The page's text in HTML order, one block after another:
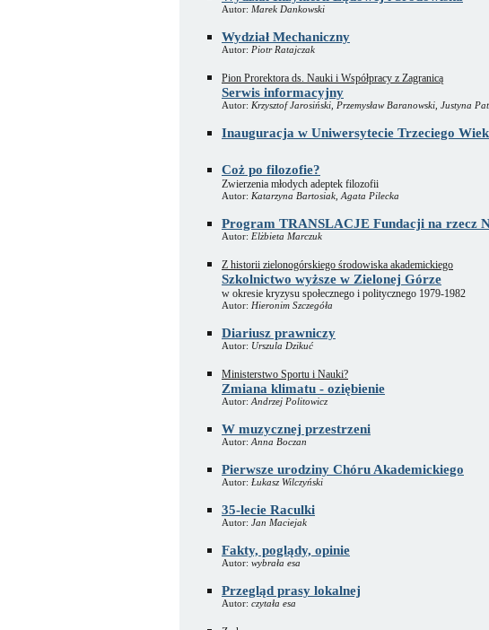
Autor: Marek Dankowski
Wydział Mechaniczny
Autor: Piotr Ratajczak
Pion Prorektora ds. Nauki i Współpracy z Zagranicą
Serwis informacyjny
Autor: Krzysztof Jarosiński, Przemysław Baranowski, Justyna
Inauguracja w Uniwersytecie Trzeciego
Coż po filozofie?
Zwierzenia młodych adeptek filozofii
Autor: Katarzyna Bartosiak, Agata Pilecka
Program TRANSLACJE Fundacji na rzecz
Autor: Elżbieta Marczuk
Z historii zielonogórskiego środowiska akademickiego
Szkolnictwo wyższe w Zielonej Górze
w okresie kryzysu społecznego i politycznego 1979-1982
Autor: Hieronim Szczegóła
Diariusz prawniczy
Autor: Urszula Dzikuć
Ministerstwo Sportu i Nauki?
Zmiana klimatu - oziębienie
Autor: Andrzej Politowicz
W muzycznej przestrzeni
Autor: Anna Boczan
Pierwsze urodziny Chóru Akademickiego
Autor: Łukasz Wilczyński
35-lecie Raculki
Autor: Jan Maciejak
Fakty, poglądy, opinie
Autor: wybrała esa
Przegląd prasy lokalnej
Autor: czytała esa